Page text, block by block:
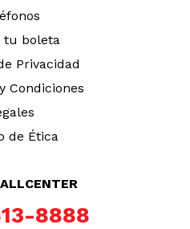
tu boleta
Privacidad
Condiciones
de Ética
8888